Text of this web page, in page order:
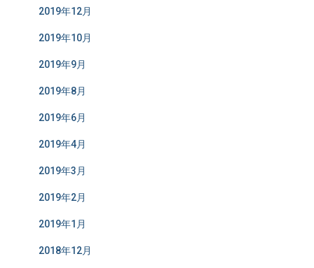
2019年12月
2019年10月
2019年9月
2019年8月
2019年6月
2019年4月
2019年3月
2019年2月
2019年1月
2018年12月